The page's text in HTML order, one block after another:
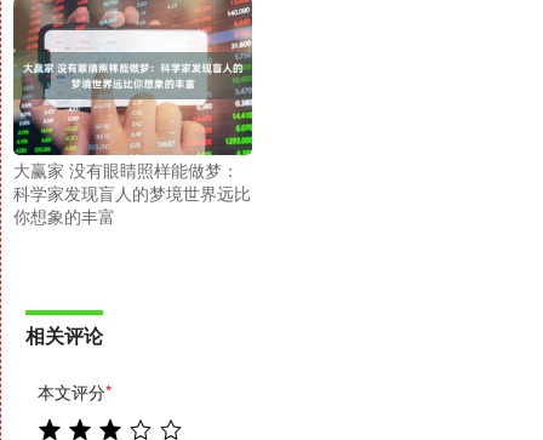
大赢家 没有眼睛照样能做梦：
科学家发现盲人的梦境世界远比
你想象的丰富
相关评论
本文评分*